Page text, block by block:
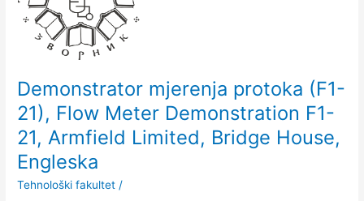
Demonstrator mjerenja protoka (F1-
21), Flow Meter Demonstration F1-
21, Armfield Limited, Bridge House,
Engleska
Tehnološki fakultet /
21),
Flow
Meter
Demonstration
F1-
21,
Armfield
Limited,
Bridge
House,
Engleska